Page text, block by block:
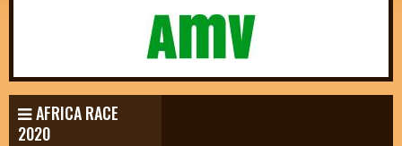
AFRICA RACE
2020